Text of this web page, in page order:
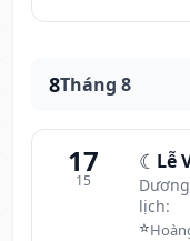
8Tháng 8
17
15
☾ Lễ
Dương
lịch:
⭐